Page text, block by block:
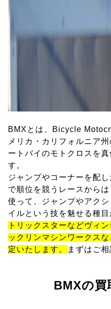
BMXとは、Bicycle
メリカ・カリフォルニア
ートバイのモトクロスを
す。
ジャンプやコーナーを配
で順位を競うレースから
使って、ジャンプやアク
イルという技を魅せる種目
トリックスターなどヴィ
ックリンマシンワークス
定いたします。
まずはご相
BMXの買